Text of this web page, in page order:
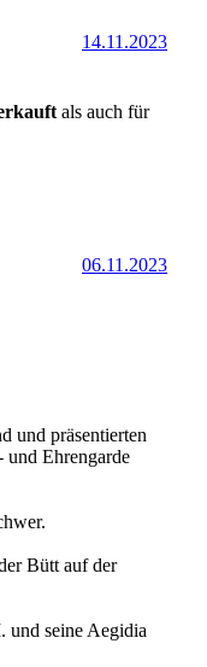
14.11.2023
als auch für
06.11.2023
und präsentierten
und Ehrengarde
Bütt auf der
und seine Aegidia